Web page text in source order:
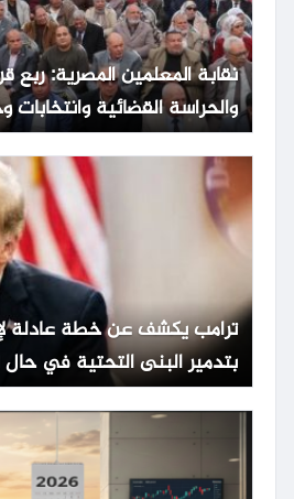
نقابة المعلمين المصرية: ربع
والحراسة القضائية وانتخابات
ترامب يكشف عن خطة عادلة
بتدمير البنى التحتية في